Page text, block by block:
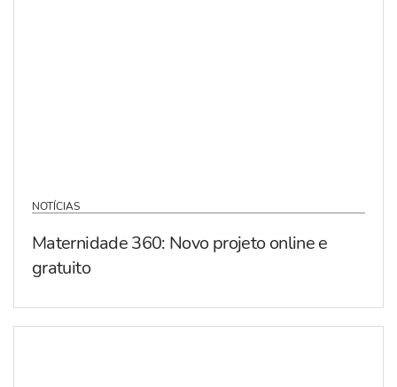
NOTÍCIAS
Maternidade 360: Novo projeto online e
gratuito